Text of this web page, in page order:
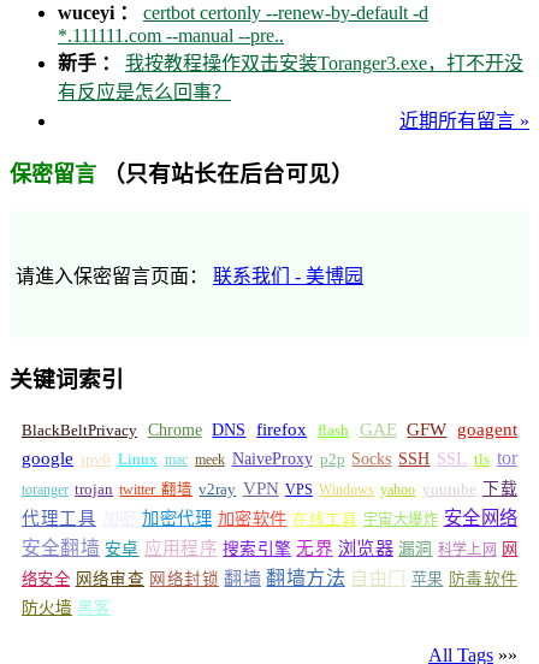
wuceyi ： certbot certonly --renew-by-default -d
*.111111.com --manual --pre..
新手 ： 我按教程操作双击安装Toranger3.exe，打不开没
有反应是怎么回事？
近期所有留言 »
保密留言 （只有站长在后台可见）
请進入保密留言页面： 联系我们 - 美博园
关键词索引
BlackBeltPrivacy Chrome DNS firefox flash GAE GFW
goagent
google ipv6 Linux mac meek NaiveProxy p2p Socks SSH SSL tls tor
toranger trojan twitter 翻墙 v2ray VPN VPS Windows yahoo youtube 下载
代理工具 加密代理 加密软件 在线工具 宇宙大爆炸 安全网络
安全翻墙 安卓 应用程序 搜索引擎 无界 浏览器 漏洞 科学上网 网
络安全 网络审查 网络封锁 翻墙 翻墙方法 自由门 苹果 防毒软件
防火墙 黑客
All Tags »»